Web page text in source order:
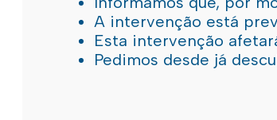
A intervenção está
Esta intervenção
Pedimos desde já